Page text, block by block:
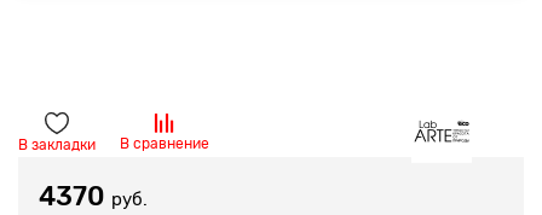
В закладки В сравнение
4370 руб.